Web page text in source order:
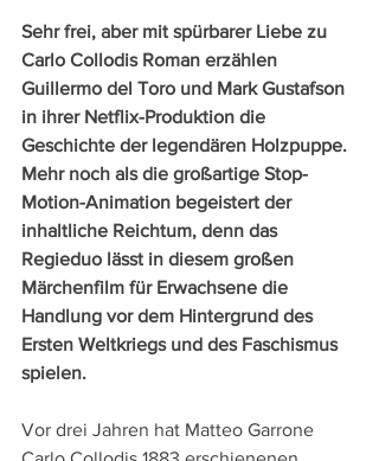
Sehr frei, aber mit spürbarer Liebe zu
Carlo Collodis Roman erzählen
Guillermo del Toro und Mark Gustafson
in ihrer Netflix-Produktion die
Geschichte der legendären Holzpuppe.
Mehr noch als die großartige Stop-
Motion-Animation begeistert der
inhaltliche Reichtum, denn das
Regieduo lässt in diesem großen
Märchenfilm für Erwachsene die
Handlung vor dem Hintergrund des
Ersten Weltkriegs und des Faschismus
spielen.
Vor drei Jahren hat Matteo Garrone